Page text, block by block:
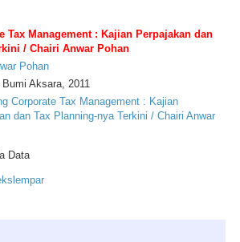
Tax Management : Kajian Perpajakan dan
/ Chairi Anwar Pohan
Pohan
Aksara, 2011
Corporate Tax Management : Kajian
dan Tax Planning-nya Terkini / Chairi Anwar
Data